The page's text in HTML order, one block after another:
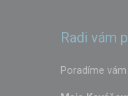
Radi vám
Poradíme